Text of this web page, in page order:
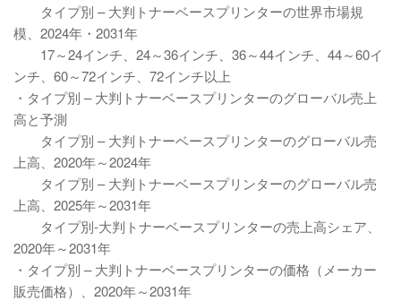
タイプ別 – 大判トナーベースプリンターの世界市場規
模、2024年・2031年
17～24インチ、24～36インチ、36～44インチ、44～60イ
ンチ、60～72インチ、72インチ以上
・タイプ別 – 大判トナーベースプリンターのグローバル売上
高と予測
タイプ別 – 大判トナーベースプリンターのグローバル売
上高、2020年～2024年
タイプ別 – 大判トナーベースプリンターのグローバル売
上高、2025年～2031年
タイプ別-大判トナーベースプリンターの売上高シェア、
2020年～2031年
・タイプ別 – 大判トナーベースプリンターの価格（メーカー
販売価格）、2020年～2031年